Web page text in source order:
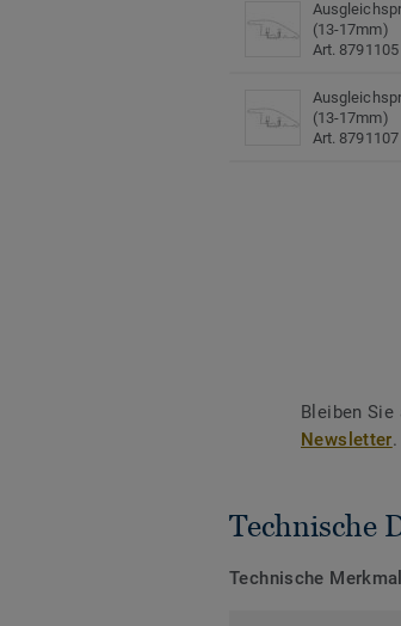
(13-17mm)
Art. 8791105
(13-17mm)
Art. 8791107
Bleiben Sie
Newsletter.
Technische
Technische